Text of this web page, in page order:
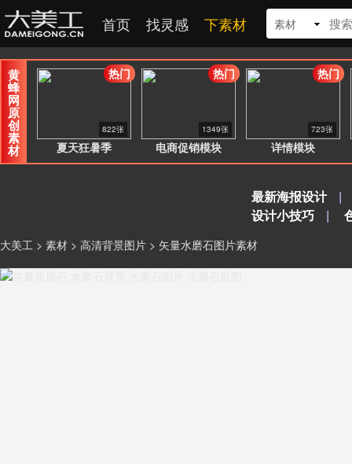
首页 找灵感 下素材 素材
黄
蜂
网
原
创
素
材 夏天狂暑季
822张
热门
电商促销模块
1349张
热门
详情模块
723张
热门
最新海报设计
|
设计小技巧
|
大美工 > 素材 > 高清背景图片 > 矢量水磨石图片素材